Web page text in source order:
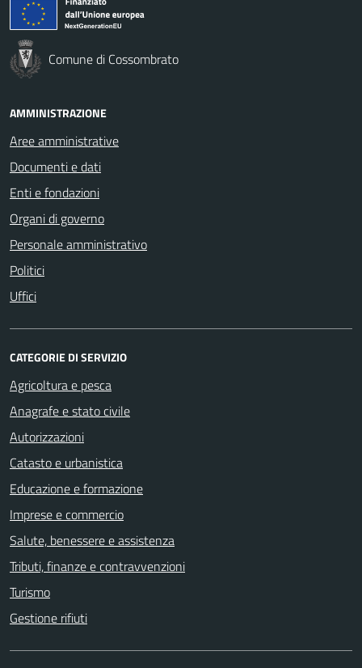
Comune di Cossombrato
AMMINISTRAZIONE
Aree amministrative
Documenti e dati
Enti e fondazioni
Organi di governo
Personale amministrativo
Politici
Uffici
CATEGORIE DI SERVIZIO
Agricoltura e pesca
Anagrafe e stato civile
Autorizzazioni
Catasto e urbanistica
Educazione e formazione
Imprese e commercio
Salute, benessere e assistenza
Tributi, finanze e contravvenzioni
Turismo
Gestione rifiuti